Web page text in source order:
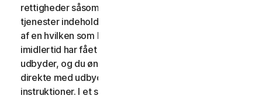
rettigheder såsom afmeldingsrettigheder kan visse
tjenester indeholde en tilbagebetalingsgaranti, hvis du
af en hvilken som helst grund ikke er tilfreds. Hvis du
imidlertid har fået ret til at bruge tjenesten gennem en
udbyder, og du ønsker at annullere, skal du gøre det
direkte med udbyderen ved at følge denne udbyders
instruktioner. I et sådant tilfælde har du muligvis ikke